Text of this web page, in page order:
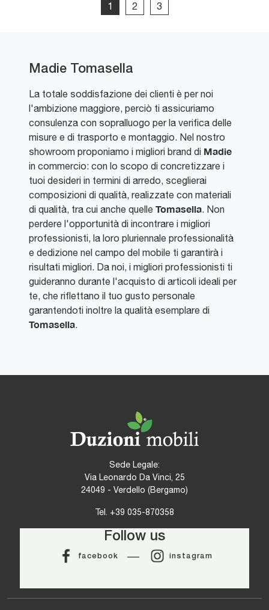
1 2 3
Madie Tomasella
La totale soddisfazione dei clienti è per noi
l'ambizione maggiore, perciò ti assicuriamo
consulenza con sopralluogo per la verifica delle
misure e di trasporto e montaggio. Nel nostro
showroom proponiamo i migliori brand di Madie
in commercio: con lo scopo di concretizzare i
tuoi desideri in termini di arredo, sceglierai
composizioni di qualità, realizzate con materiali
di qualità, tra cui anche quelle Tomasella. Non
perdere l'opportunità di incontrare i migliori
professionisti, la loro pluriennale professionalità
e dedizione nel campo del mobile ti garantirà i
risultati migliori. Da noi, i migliori professionisti ti
guideranno durante l'acquisto di articoli ideali per
te, che riflettano il tuo gusto personale
garantendoti inoltre la qualità esemplare di
Tomasella.
Sede Legale:
Via Leonardo Da Vinci, 25
24049 - Verdello (Bergamo)
Tel. +39 035-870358
Follow us
facebook instagram